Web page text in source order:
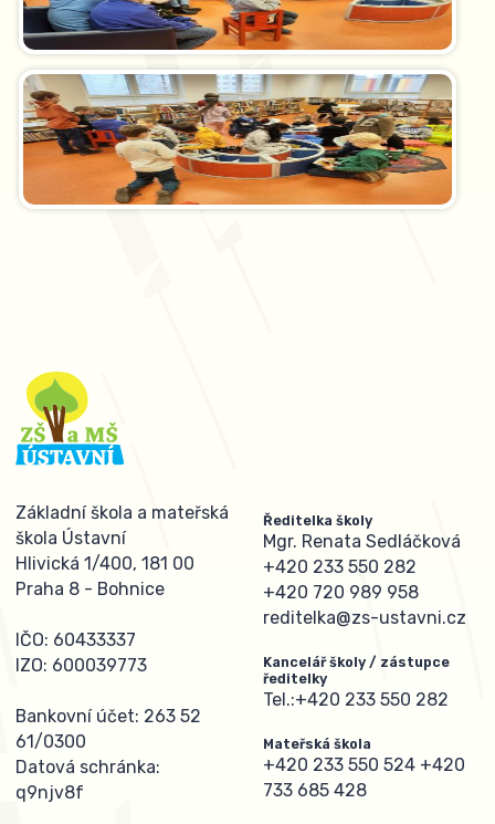
Základní škola a mateřská
škola Ústavní
Hlivická 1/400, 181 00
Praha 8 - Bohnice
IČO: 60433337
IZO: 600039773
Bankovní účet: 263 52
61/0300
Datová schránka:
q9njv8f
Ředitelka školy
Mgr. Renata Sedláčková
+420 233 550 282
+420 720 989 958
reditelka@zs-ustavni.cz
Kancelář školy / zástupce
ředitelky
Tel.:+420 233 550 282
Mateřská škola
+420 233 550 524 +420
733 685 428